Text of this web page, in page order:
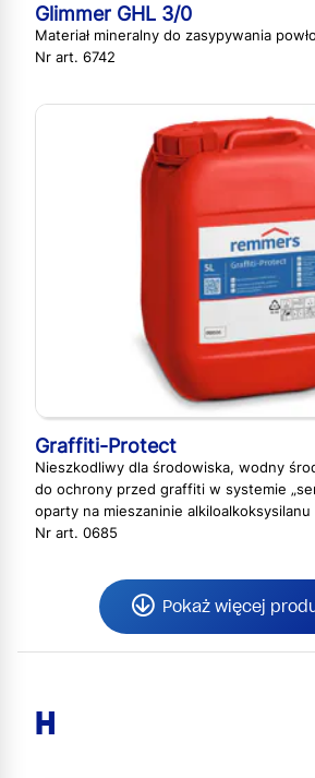
Glimmer GHL 3/0
Materiał mineralny do zasypywania
Nr art. 6742
Graffiti-Protect
Nieszkodliwy dla środowiska, wodny
do ochrony przed graffiti w systemie
oparty na mieszaninie alkiloalkoksysilanu
Nr art. 0685
Pokaż więcej
H